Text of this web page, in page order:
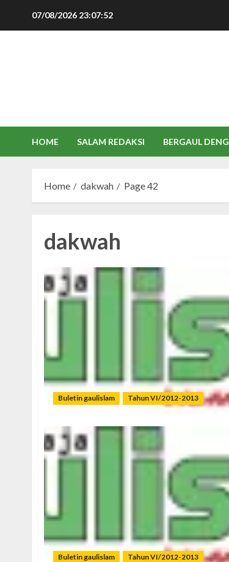
07/08/2026 23:07:53
HOME SALAM REDAKSI BERGAUL
Home dakwah Page 42
dakwah
Buletin gaulislam Tahun VI/2012-2013
Buletin gaulislam Tahun VI/2012-2013